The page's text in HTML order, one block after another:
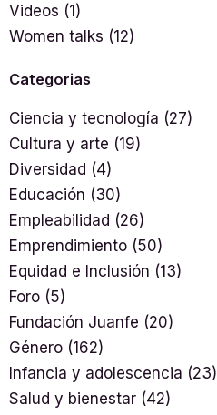
Videos (1)
Women talks (12)
Categorias
Ciencia y tecnología (27)
Cultura y arte (19)
Diversidad (4)
Educación (30)
Empleabilidad (26)
Emprendimiento (50)
Equidad e Inclusión (13)
Foro (5)
Fundación Juanfe (20)
Género (162)
Infancia y adolescencia (23)
Salud y bienestar (42)